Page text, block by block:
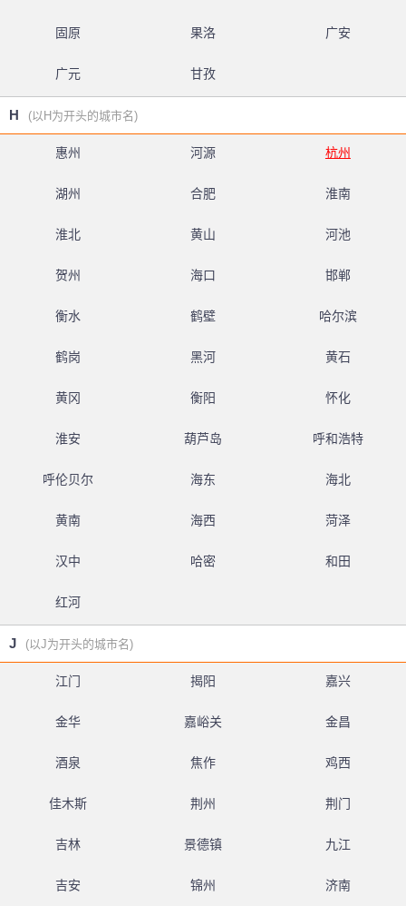
固原 果洛 广安
广元 甘孜
H (以H为开头的城市名)
惠州 河源 杭州
湖州 合肥 淮南
淮北 黄山 河池
贺州 海口 邯郸
衡水 鹤壁 哈尔滨
鹤岗 黑河 黄石
黄冈 衡阳 怀化
淮安 葫芦岛 呼和浩特
呼伦贝尔 海东 海北
黄南 海西 菏泽
汉中 哈密 和田
红河
J (以J为开头的城市名)
江门 揭阳 嘉兴
金华 嘉峪关 金昌
酒泉 焦作 鸡西
佳木斯 荆州 荆门
吉林 景德镇 九江
吉安 锦州 济南